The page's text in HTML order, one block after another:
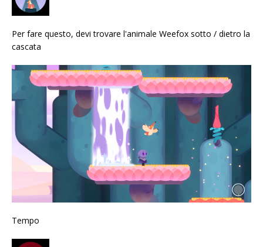
Per fare questo, devi trovare l'animale Weefox sotto / dietro la
cascata
Tempo